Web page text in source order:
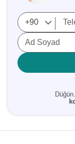
Ad Soyad